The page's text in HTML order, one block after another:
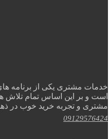
خدمات مشتری یکی از برنامه
است و بر این اساس تمام تلاش
مشتری و تجربه خرید خوب در
09129576424